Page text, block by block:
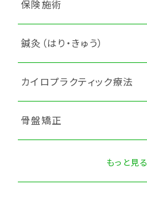
保険施術
鍼灸（はり・きゅう）
カイロプラクティック療法
骨盤矯正
もっと見る